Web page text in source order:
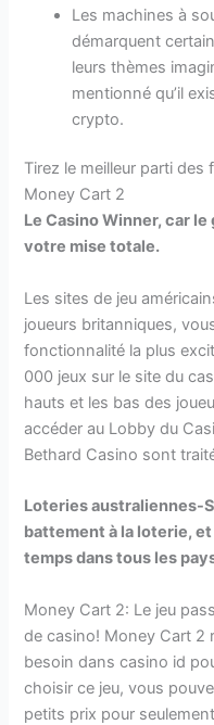
Les machines à
démarquent
leurs thèmes
mentionné qu’il
crypto.
Tirez le meilleur parti
Money Cart 2
Le Casino Winner, car
votre mise totale.
Les sites de jeu
joueurs britanniques,
fonctionnalité la plus
000 jeux sur le site du
hauts et les bas des
accéder au Lobby du
Bethard Casino sont
Loteries australiennes-
battement à la loterie, et
temps dans tous les
Money Cart 2: Le jeu
de casino! Money Cart 2
besoin dans casino id
choisir ce jeu, vous
petits prix pour